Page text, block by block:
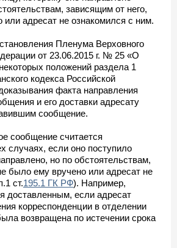
зависящим от него,
адресат не ознакомился с ним.
Пленума Верховного
от 23.06.2015 г. № 25 «О
положений раздела 1
кодекса Российской
факта направления
и его доставки адресату
сообщение.
сообщение считается
случаях, если оно поступило
но по обстоятельствам,
было ему вручено или адресат не
ст.195.1 ГК РФ). Например,
доставленным, если адресат
корреспонденции в отделении
возвращена по истечении срока